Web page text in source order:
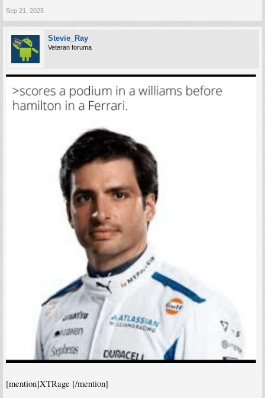
Sep 21, 2025
Stevie_Ray
Veteran foruma
[mention]XTRage [/mention]